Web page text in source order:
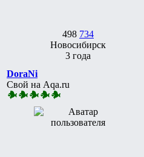
498 734
Новосибирск
3 года
DoraNi
Свой на Aqa.ru